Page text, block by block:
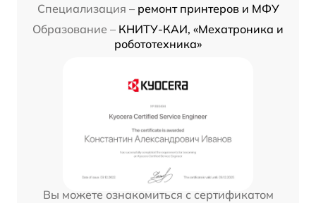
Специализация – ремонт принтеров и МФУ
Образование – КНИТУ-КАИ, «Мехатроника и
робототехника»
Вы можете ознакомиться с сертификатом